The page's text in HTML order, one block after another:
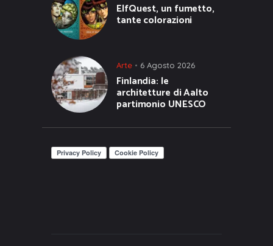
ElfQuest, un fumetto,
tante colorazioni
Arte 6 Agosto 2026
Finlandia: le
architetture di Aalto
partimonio UNESCO